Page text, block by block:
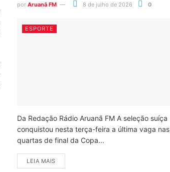
por Aruanã FM 8 de julho de 2026 0
ESPORTE
Da Redação Rádio Aruanã FM A seleção suíça
conquistou nesta terça-feira a última vaga nas
quartas de final da Copa...
LEIA MAIS